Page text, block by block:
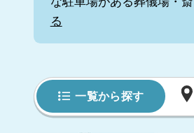
る
一覧から探す